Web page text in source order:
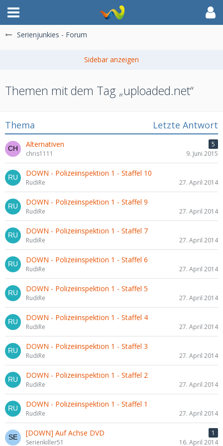
Serienjunkies - Forum
Themen mit dem Tag „uploaded.net“
Thema Letzte Antwort
Alternativen
5
chris1111
9. Juni 2015
DOWN - Polizeiinspektion 1 - Staffel 10
RudiRe 27. April 2014
DOWN - Polizeiinspektion 1 - Staffel 9
RudiRe 27. April 2014
DOWN - Polizeiinspektion 1 - Staffel 7
RudiRe 27. April 2014
DOWN - Polizeiinspektion 1 - Staffel 6
RudiRe 27. April 2014
DOWN - Polizeiinspektion 1 - Staffel 5
RudiRe 27. April 2014
DOWN - Polizeiinspektion 1 - Staffel 4
RudiRe 27. April 2014
DOWN - Polizeiinspektion 1 - Staffel 3
RudiRe 27. April 2014
DOWN - Polizeiinspektion 1 - Staffel 2
RudiRe 27. April 2014
DOWN - Polizeiinspektion 1 - Staffel 1
RudiRe 27. April 2014
[DOWN] Auf Achse DVD
1
Serienkiller51
16. April 2014